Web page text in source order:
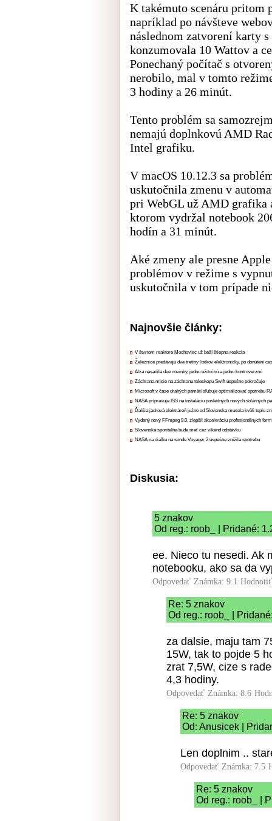
K takémuto scenáru pritom
napríklad po návšteve
následnom zatvorení karty
konzumovala 10 Wattov a
Ponechaný počítač s
nerobilo, mal v tomto
3 hodiny a 26 minút.
Tento problém sa
nemajú doplnkovú AMD
Intel grafiku.
V macOS 10.12.3 sa
uskutočnila zmenu v
pri WebGL už AMD grafika
ktorom vydržal notebook
hodín a 31 minút.
Aké zmeny ale presne
problémov v režime s
uskutočnila v tom prípade
Najnovšie články:
V štvrtom reaktore Mochoviec už beží štiepna reakcia
Železnice predávajú dve tretiny lístkov elektronicky, po donútení
Alza nasadila dve novinky, jednu užitočnú a jednu kontroverznú
Záchrana misie na záchranu teleskopu Swift úspešne pokračuje
Microsoft v čase drahých pamätí sľubuje optimalizovať spotrebu
NASA pripravuje ISS na inštaláciu posledných nových solárnych
Ďalšia jadrová elektráreň južne od Slovenska musela kvôli teplu
Vydaný nový FFmpeg 9.0, zlepšil akceleráciu profesionálnych
Slovenská sporiteľňa bude mať cez víkend odstávku
NASA na diaľku na sonde Voyager 2 úspešne znížila spotrebu
Diskusia:
5 znakov
Od reg.: roob_ | Pridané:
ee. Nieco tu nesedi. Ak
notebooku, ako sa da
Odpovedať Známka: 9.1
Re: 5 znakov
Od reg.: roob_ |
za dalsie, maju tam
15W, tak to pojde 5
zrat 7,5W, cize s
4,3 hodiny.
Odpovedať Známka: 8.6
Re: 5 znakov
Od: Anusicek |
Len doplnim ..
Odpovedať Známka: 7.5
Re: 5 znakov
Od reg.: roob_ |